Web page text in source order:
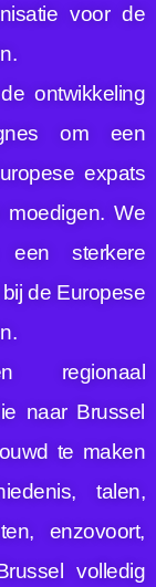
voor de
ontwikkeling
om een
expats
We
sterkere
de Europese
regionaal
naar Brussel
te maken
talen,
enzovoort,
volledig